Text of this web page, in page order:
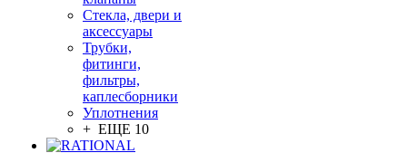
Стекла, двери и
аксессуары
Трубки,
фитинги,
фильтры,
каплесборники
Уплотнения
+ ЕЩЕ 10